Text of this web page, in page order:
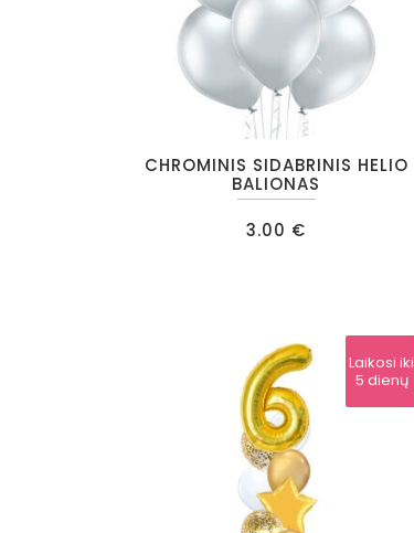
CHROMINIS SIDABRINIS HELIO
BALIONAS
3.00 €
Laikosi iki
24
valandų
Laikosi iki
5 dienų